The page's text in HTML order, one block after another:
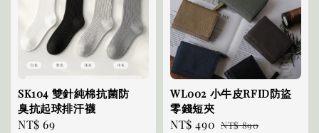
SK104 雙針純棉抗菌防
臭抗起球排汗襪
Regular
NT$ 69
WL002 小牛皮RFID防盜
零錢短夾
Sale
NT$ 490 Regular
NT$ 890